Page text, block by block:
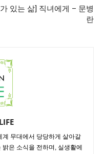
있는 삶] 직녀에게 – 문병
란
무대에서 당당하게 살아갈
은 소식을 전하며, 실생활에